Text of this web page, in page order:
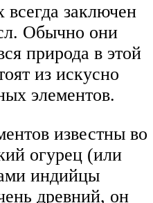
заключен
Обычно они
природа в этой
из искусно
элементов.
известны во
огурец (или
индийцы
древний, он